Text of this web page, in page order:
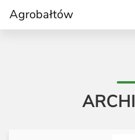
Agrobałtów